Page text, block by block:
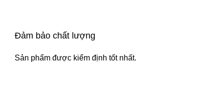
Đảm bảo chất lượng
Sản phẩm được kiểm định tốt nhất.